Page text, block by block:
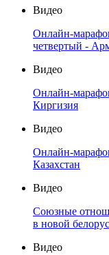
Видео
Онлайн-
четвертый -
Видео
Онлайн-
Киргизия
Видео
Онлайн-
Казахстан
Видео
Союзные
в новой
Видео